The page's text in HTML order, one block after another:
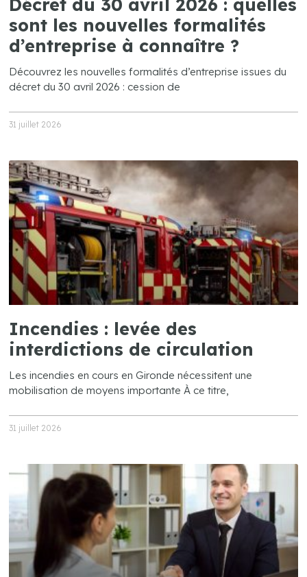
Décret du 30 avril 2026 : quelles
sont les nouvelles formalités
d’entreprise à connaître ?
Découvrez les nouvelles formalités d’entreprise issues du
décret du 30 avril 2026 : cession de
31 juillet 2026
Incendies : levée des
interdictions de circulation
Les incendies en cours en Gironde nécessitent une
mobilisation de moyens importante À ce titre,
31 juillet 2026